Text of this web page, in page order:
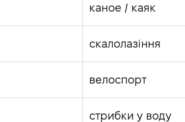
каное / каяк
скалолазіння
велоспорт
стрибки у воду